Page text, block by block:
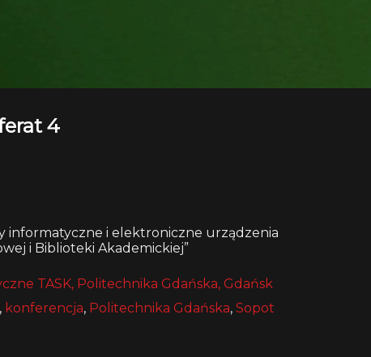
4
informatyczne i elektroniczne urządzenia
i Biblioteki Akademickiej”
TASK, Politechnika Gdańska, Gdańsk
, konferencja, Politechnika Gdańska, Sopot